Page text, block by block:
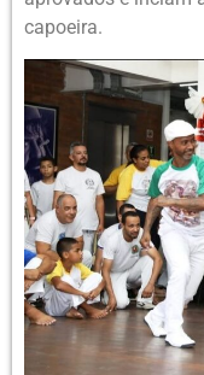
capoeira.